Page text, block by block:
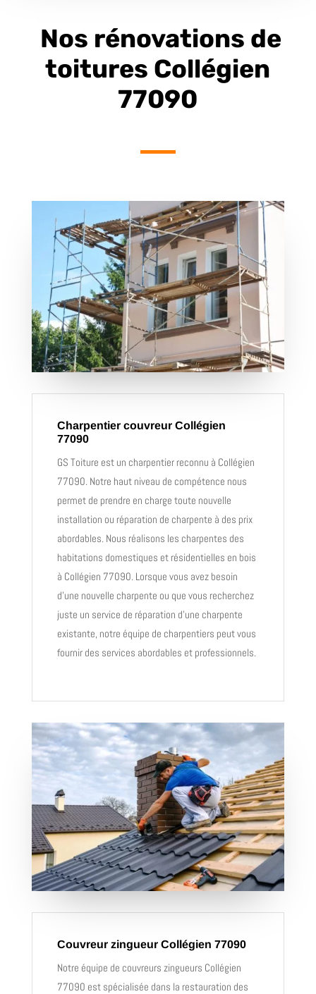
Nos rénovations de
toitures Collégien
77090
Charpentier couvreur Collégien
77090
GS Toiture est un charpentier reconnu à Collégien
77090. Notre haut niveau de compétence nous
permet de prendre en charge toute nouvelle
installation ou réparation de charpente à des prix
abordables. Nous réalisons les charpentes des
habitations domestiques et résidentielles en bois
à Collégien 77090. Lorsque vous avez besoin
d’une nouvelle charpente ou que vous recherchez
juste un service de réparation d’une charpente
existante, notre équipe de charpentiers peut vous
fournir des services abordables et professionnels.
Couvreur zingueur Collégien 77090
Notre équipe de couvreurs zingueurs Collégien
77090 est spécialisée dans la restauration des